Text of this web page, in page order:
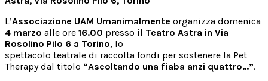
L’Associazione UAM Umanimalmente organizza domenica
4 marzo alle ore 16.00 presso il Teatro Astra in Via
Rosolino Pilo 6 a Torino, lo
spettacolo teatrale di raccolta fondi per sostenere la Pet
Therapy dal titolo “Ascoltando una fiaba anzi quattro…”.